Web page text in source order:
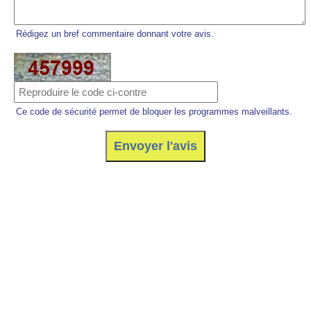
Rédigez un bref commentaire donnant votre avis.
Ce code de sécurité permet de bloquer les programmes malveillants.